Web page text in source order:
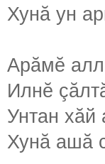
Хунă ун
Арăмĕ
Илнĕ
Унтан хăй
Хунă ашă